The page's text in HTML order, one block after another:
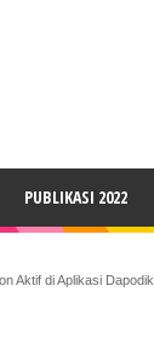
PUBLIKASI 2022
Aktif di Aplikasi Dapodik